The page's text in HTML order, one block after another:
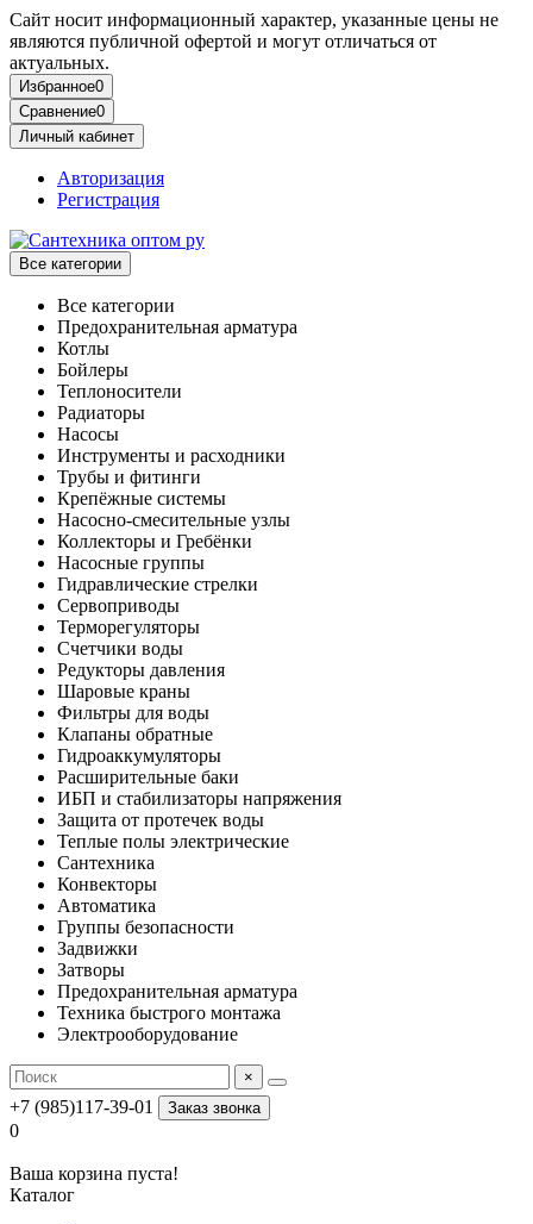
Сайт носит информационный характер, указанные цены не
являются публичной офертой и могут отличаться от
актуальных.
Избранное0
Сравнение0
Личный кабинет
Авторизация
Регистрация
Все категории
Все категории
Предохранительная арматура
Котлы
Бойлеры
Теплоносители
Радиаторы
Насосы
Инструменты и расходники
Трубы и фитинги
Крепёжные системы
Насосно-смесительные узлы
Коллекторы и Гребёнки
Насосные группы
Гидравлические стрелки
Сервоприводы
Терморегуляторы
Счетчики воды
Редукторы давления
Шаровые краны
Фильтры для воды
Клапаны обратные
Гидроаккумуляторы
Расширительные баки
ИБП и стабилизаторы напряжения
Защита от протечек воды
Теплые полы электрические
Сантехника
Конвекторы
Автоматика
Группы безопасности
Задвижки
Затворы
Предохранительная арматура
Техника быстрого монтажа
Электрооборудование
×
+7 (985)117-39-01 Заказ звонка
0
Ваша корзина пуста!
Каталог